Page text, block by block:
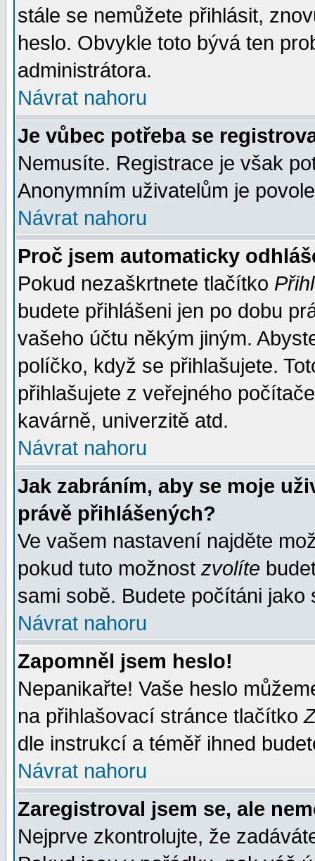
stále se nemůžete přihlásit,
heslo. Obvykle toto bývá ten
administrátora.
Návrat nahoru
Je vůbec potřeba se
Nemusíte. Registrace je však
Anonymním uživatelům je
Návrat nahoru
Proč jsem automaticky
Pokud nezaškrtnete tlačítko
budete přihlášeni jen po dobu
vašeho účtu někým jiným.
políčko, když se přihlašujete.
přihlašujete z veřejného
kavárně, univerzitě atd.
Návrat nahoru
Jak zabráním, aby se moje
právě přihlášených?
Ve vašem nastavení najděte
pokud tuto možnost zvolíte
sami sobě. Budete počítáni jako
Návrat nahoru
Zapomněl jsem heslo!
Nepanikařte! Vaše heslo
na přihlašovací stránce tlačítko
dle instrukcí a téměř ihned
Návrat nahoru
Zaregistroval jsem se, ale
Nejprve zkontrolujte, že